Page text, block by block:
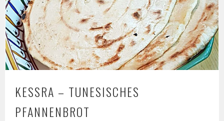
KESSRA – TUNESISCHES
PFANNENBROT